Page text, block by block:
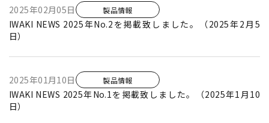
2025年02月05日 製品情報
IWAKI NEWS 2025年No.2を掲載致しました。（2025年2月5
日）
2025年01月10日 製品情報
IWAKI NEWS 2025年No.1を掲載致しました。（2025年1月10
日）